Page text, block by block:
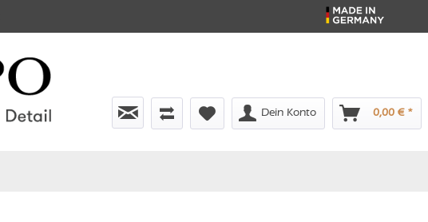
Dein Konto 0,00 € *